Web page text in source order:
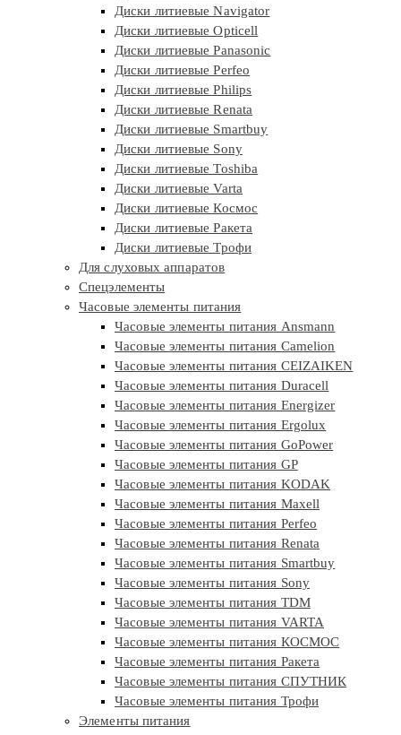
Диски литиевые Navigator
Диски литиевые Opticell
Диски литиевые Panasonic
Диски литиевые Perfeo
Диски литиевые Philips
Диски литиевые Renata
Диски литиевые Smartbuy
Диски литиевые Sony
Диски литиевые Toshiba
Диски литиевые Varta
Диски литиевые Космос
Диски литиевые Ракета
Диски литиевые Трофи
Для слуховых аппаратов
Спецэлементы
Часовые элементы питания
Часовые элементы питания Ansmann
Часовые элементы питания Camelion
Часовые элементы питания CEIZAIKEN
Часовые элементы питания Duracell
Часовые элементы питания Energizer
Часовые элементы питания Ergolux
Часовые элементы питания GoPower
Часовые элементы питания GP
Часовые элементы питания KODAK
Часовые элементы питания Maxell
Часовые элементы питания Perfeo
Часовые элементы питания Renata
Часовые элементы питания Smartbuy
Часовые элементы питания Sony
Часовые элементы питания TDM
Часовые элементы питания VARTA
Часовые элементы питания КОСМОС
Часовые элементы питания Ракета
Часовые элементы питания СПУТНИК
Часовые элементы питания Трофи
Элементы питания